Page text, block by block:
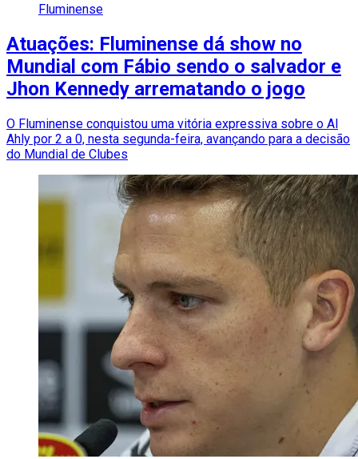
Fluminense
Atuações: Fluminense dá show no
Mundial com Fábio sendo o salvador e
Jhon Kennedy arrematando o jogo
O Fluminense conquistou uma vitória expressiva sobre o Al
Ahly por 2 a 0, nesta segunda-feira, avançando para a decisão
do Mundial de Clubes